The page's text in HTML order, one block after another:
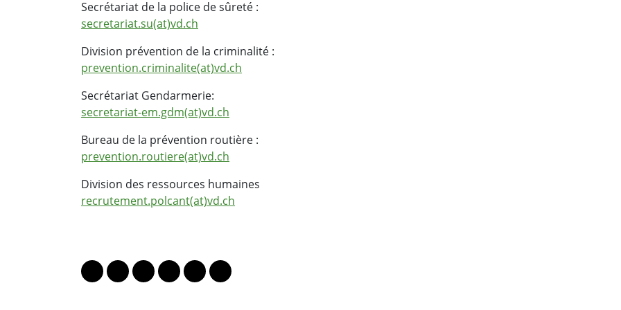
Secrétariat de la police de sûreté :
secretariat.su(at)vd.ch
Division prévention de la criminalité :
prevention.criminalite(at)vd.ch
Secrétariat Gendarmerie:
secretariat-em.gdm(at)vd.ch
Bureau de la prévention routière :
prevention.routiere(at)vd.ch
Division des ressources humaines
recrutement.polcant(at)vd.ch
Lien vers le profil Mastodon
Lien vers le profil Bluesky
Lien vers le profil Instagram
Lien vers le profil Linkedin
Lien vers le profil Facebook
Lien vers le profil Twitter